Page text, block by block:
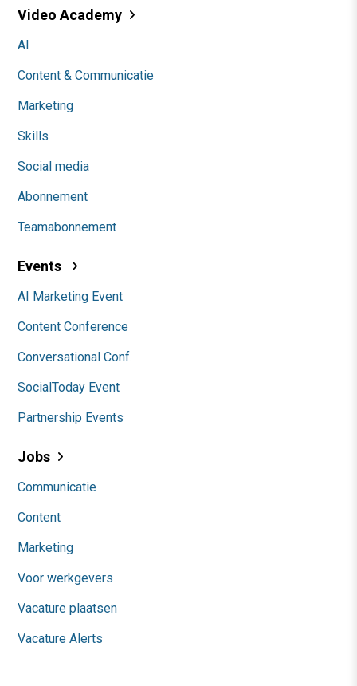
Video Academy
AI
Content & Communicatie
Marketing
Skills
Social media
Abonnement
Teamabonnement
Events
AI Marketing Event
Content Conference
Conversational Conf.
SocialToday Event
Partnership Events
Jobs
Communicatie
Content
Marketing
Voor werkgevers
Vacature plaatsen
Vacature Alerts